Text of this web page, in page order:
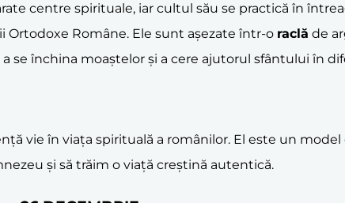
centre spirituale, iar cultul său se practică în
Ortodoxe Române. Ele sunt așezate într-o raclă de
se închina moaștelor și a cere ajutorul sfântului în
vie în viața spirituală a românilor. El este un
și să trăim o viață creștină autentică.